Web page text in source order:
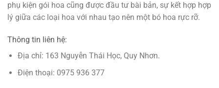
phụ kiện gói hoa cũng được đầu tư bài bản, sự kết hợp hợp
lý giữa các loại hoa với nhau tạo nên một bó hoa rực rỡ.
Thông tin liên hệ:
Địa chỉ: 163 Nguyễn Thái Học, Quy Nhơn.
Điện thoại: 0975 936 377